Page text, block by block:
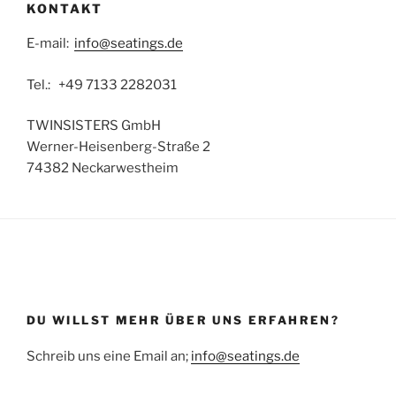
KONTAKT
E-mail: info@seatings.de
Tel.: +49 7133 2282031
TWINSISTERS GmbH
Werner-Heisenberg-Straße 2
74382 Neckarwestheim
DU WILLST MEHR ÜBER UNS ERFAHREN?
Schreib uns eine Email an; info@seatings.de